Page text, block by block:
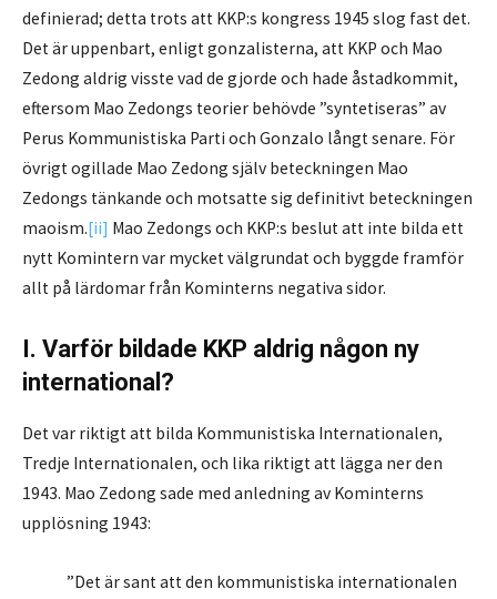
definierad; detta trots att KKP:s kongress 1945 slog fast det.
Det är uppenbart, enligt gonzalisterna, att KKP och Mao
Zedong aldrig visste vad de gjorde och hade åstadkommit,
eftersom Mao Zedongs teorier behövde ”syntetiseras” av
Perus Kommunistiska Parti och Gonzalo långt senare. För
övrigt ogillade Mao Zedong själv beteckningen Mao
Zedongs tänkande och motsatte sig definitivt beteckningen
maoism.[ii] Mao Zedongs och KKP:s beslut att inte bilda ett
nytt Komintern var mycket välgrundat och byggde framför
allt på lärdomar från Kominterns negativa sidor.
I. Varför bildade KKP aldrig någon ny
international?
Det var riktigt att bilda Kommunistiska Internationalen,
Tredje Internationalen, och lika riktigt att lägga ner den
1943. Mao Zedong sade med anledning av Kominterns
upplösning 1943:
”Det är sant att den kommunistiska internationalen